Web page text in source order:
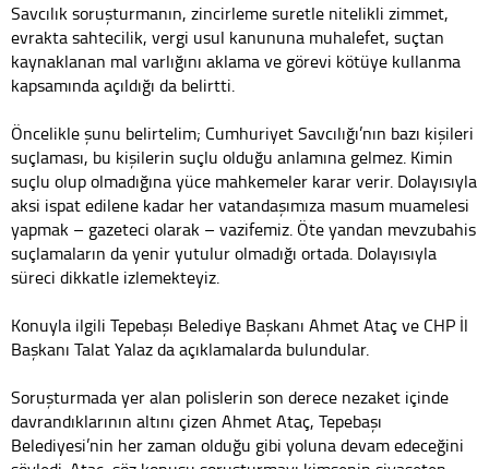
Savcılık soruşturmanın, zincirleme suretle nitelikli zimmet,
evrakta sahtecilik, vergi usul kanununa muhalefet, suçtan
kaynaklanan mal varlığını aklama ve görevi kötüye kullanma
kapsamında açıldığı da belirtti.
Öncelikle şunu belirtelim; Cumhuriyet Savcılığı’nın bazı kişileri
suçlaması, bu kişilerin suçlu olduğu anlamına gelmez. Kimin
suçlu olup olmadığına yüce mahkemeler karar verir. Dolayısıyla
aksi ispat edilene kadar her vatandaşımıza masum muamelesi
yapmak – gazeteci olarak – vazifemiz. Öte yandan mevzubahis
suçlamaların da yenir yutulur olmadığı ortada. Dolayısıyla
süreci dikkatle izlemekteyiz.
Konuyla ilgili Tepebaşı Belediye Başkanı Ahmet Ataç ve CHP İl
Başkanı Talat Yalaz da açıklamalarda bulundular.
Soruşturmada yer alan polislerin son derece nezaket içinde
davrandıklarının altını çizen Ahmet Ataç, Tepebaşı
Belediyesi’nin her zaman olduğu gibi yoluna devam edeceğini